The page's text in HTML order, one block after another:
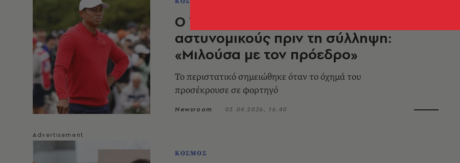
Ο Τάιγκερ Γούντς είπε στους
αστυνομικούς πριν τη σύλληψη:
«Μιλούσα με τον πρόεδρο»
Το περιστατικό σημειώθηκε όταν το όχημά του
προσέκρουσε σε φορτηγό
Newsroom 03.04.2026, 16:40
ΚΟΣΜΟΣ